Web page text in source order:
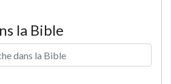
la Bible